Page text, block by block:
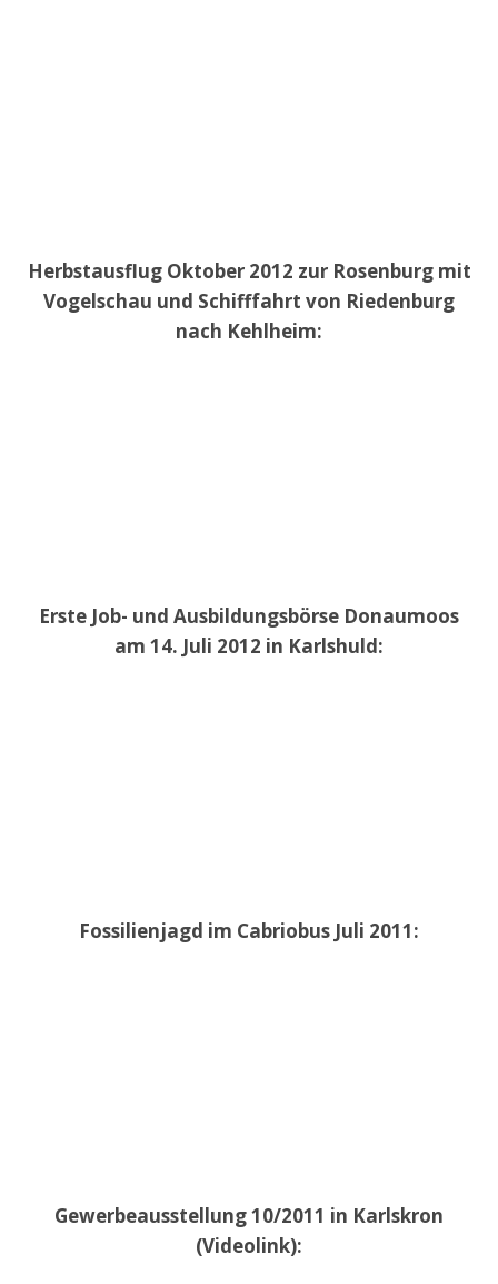
Herbstausflug Oktober 2012 zur Rosenburg mit
Vogelschau und Schifffahrt von Riedenburg
nach Kehlheim:
Erste Job- und Ausbildungsbörse Donaumoos
am 14. Juli 2012 in Karlshuld:
Fossilienjagd im Cabriobus Juli 2011:
Gewerbeausstellung 10/2011 in Karlskron
(Videolink):